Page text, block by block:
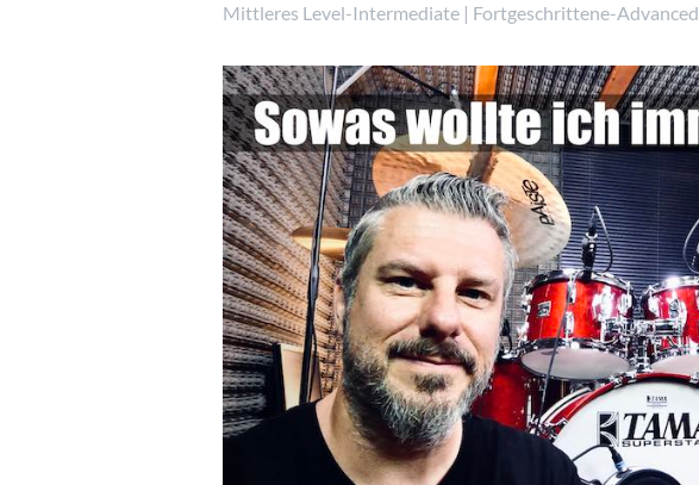
Mittleres Level-Intermediate | Fortgeschrittene-Advanced